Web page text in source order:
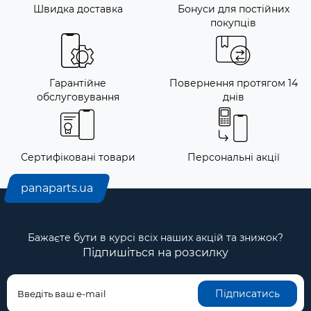
Швидка доставка
Бонуси для постійних
покупців
Гарантійне
обслуговування
Повернення протягом 14
днів
Сертифіковані товари Персональні акції
panaparts.ua
Бажаєте бути в курсі всіх наших акцій та знижок?
Підпишіться на розсилку
Підписатись